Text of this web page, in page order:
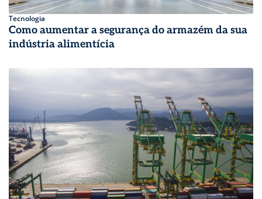
Tecnologia
Como aumentar a segurança do armazém da sua
indústria alimentícia